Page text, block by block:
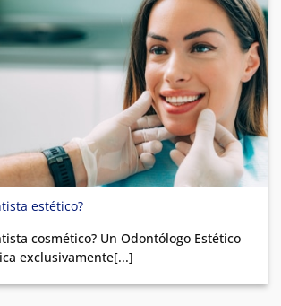
estético?
cosmético? Un Odontólogo Estético
exclusivamente[...]